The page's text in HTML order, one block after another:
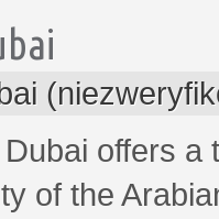
offers
of the